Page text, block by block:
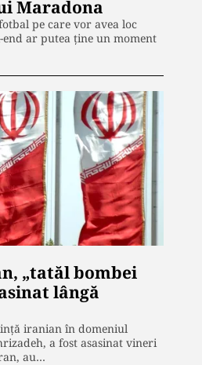
Maradona
pe care vor avea loc
ar putea ține un moment
„tatăl bombei
lângă
iranian în domeniul
a fost asasinat vineri
au…